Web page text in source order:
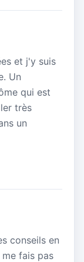
et j'y suis
Un
qui est
très
un
conseils en
fais pas